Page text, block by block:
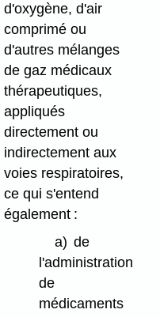
d'oxygène, d'air
comprimé ou
d'autres mélanges
de gaz médicaux
thérapeutiques,
appliqués
directement ou
indirectement aux
voies respiratoires,
ce qui s'entend
également :
a) de
l'administration
de
médicaments